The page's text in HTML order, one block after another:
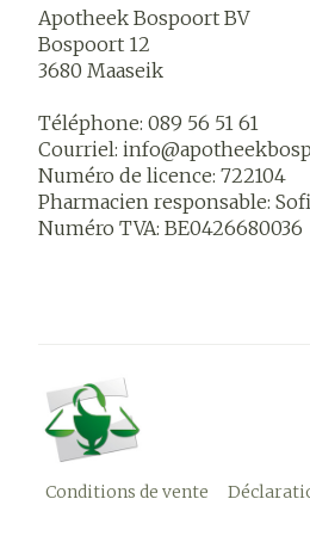
Apotheek Bospoort BV
Bospoort 12
3680 Maaseik
Téléphone: 089 56 51 61
Courriel: info@
Numéro de licence: 722104
Pharmacien responsable:
Numéro TVA: BE0426680036
Conditions de vente